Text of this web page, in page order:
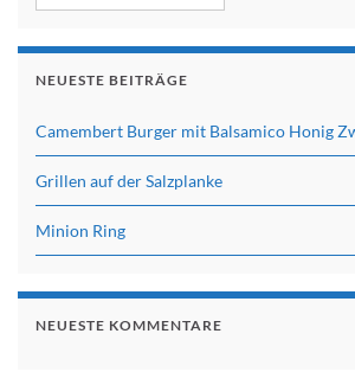
NEUESTE BEITRÄGE
Camembert Burger mit Balsamico Honig
Grillen auf der Salzplanke
Minion Ring
NEUESTE KOMMENTARE